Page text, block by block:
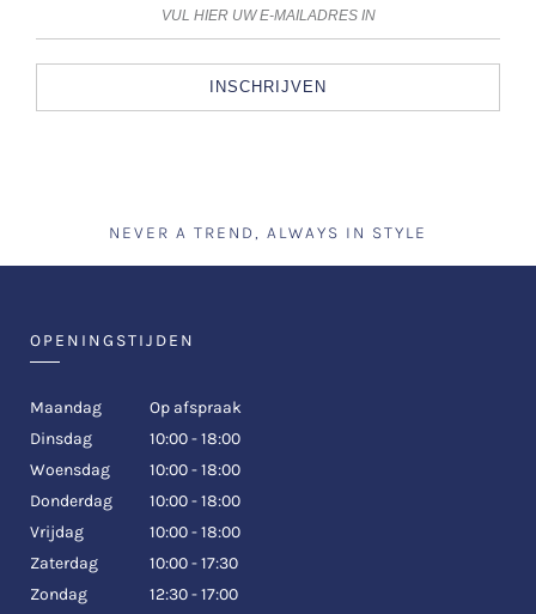
INSCHRIJVEN
NEVER A TREND, ALWAYS IN STYLE
OPENINGSTIJDEN
Maandag
Op afspraak
Dinsdag
10:00 - 18:00
Woensdag
10:00 - 18:00
Donderdag
10:00 - 18:00
Vrijdag
10:00 - 18:00
Zaterdag
10:00 - 17:30
Zondag
12:30 - 17:00